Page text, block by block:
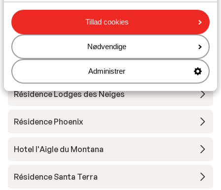
Tillad cookies
Nødvendige
Administrer
Hotel Club Belambra Tignes Val Claret
Résidence Boutique CGH Le Lodge des Neiges
*****
Résidence Lodges des Neiges
Résidence Phoenix
Hotel l'Aigle du Montana
Résidence Santa Terra